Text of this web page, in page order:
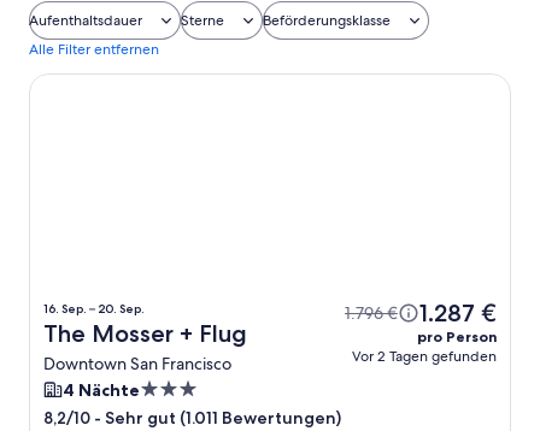
Aufenthaltsdauer Sterne
Beförderungsklasse
Alle Filter entfernen
16. Sep. – 20. Sep.
The Mosser + Flug
Downtown San Francisco
1.796 € 1.287 €
pro Person
Vor 2 Tagen gefunden
4 Nächte3.0-
Sterne-
8,2/10 - Sehr gut (1.011 Bewertungen)
The Mosser